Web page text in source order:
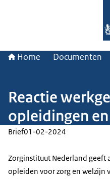
Home Documenten
Reactie
opleidingen
Brief01-02-2024
Zorginstituut Nederland geeft
opleiden voor zorg en welzijn